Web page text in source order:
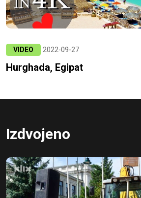
VIDEO 2022-09-27
Hurghada, Egipat
Izdvojeno